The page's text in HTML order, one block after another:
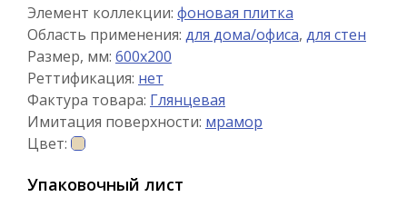
Элемент коллекции: фоновая плитка
Область применения: для дома/офиса, для стен
Размер, мм: 600x200
Реттификация: нет
Фактура товара: Глянцевая
Имитация поверхности: мрамор
Цвет:
Упаковочный лист